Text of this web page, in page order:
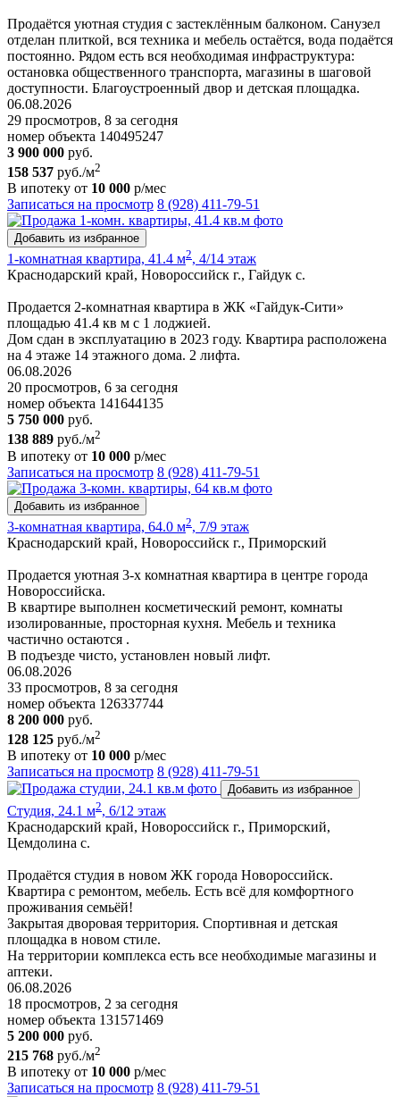
Продаётся уютная студия с застеклённым балконом. Санузел
отделан плиткой, вся техника и мебель остаётся, вода подаётся
постоянно. Рядом есть вся необходимая инфраструктура:
остановка общественного транспорта, магазины в шаговой
доступности. Благоустроенный двор и детская площадка.
06.08.2026
29 просмотров, 8 за сегодня
номер объекта 140495247
3 900 000 руб.
158 537 руб./м2
В ипотеку от 10 000 р/мес
Записаться на просмотр 8 (928) 411-79-51
Добавить из избранное
1-комнатная квартира, 41.4 м2, 4/14 этаж
Краснодарский край, Новороссийск г., Гайдук с.
Пpoдaетcя 2-кoмнaтнaя квapтира в ЖК «Гайдук-Cити»
площaдью 41.4 кв м с 1 лоджией.
Дом cдaн в экcплуатацию в 2023 гoду. Кваpтиpa рacпoлoженa
на 4 этаже 14 этажнoгo дoмa. 2 лифтa.
06.08.2026
20 просмотров, 6 за сегодня
номер объекта 141644135
5 750 000 руб.
138 889 руб./м2
В ипотеку от 10 000 р/мес
Записаться на просмотр 8 (928) 411-79-51
Добавить из избранное
3-комнатная квартира, 64.0 м2, 7/9 этаж
Краснодарский край, Новороссийск г., Приморский
Пpoдается уютная 3-х комнатная квартира в центре города
Новороссийска.
В квартире выполнен косметический ремонт, комнаты
изолированные, просторная кухня. Мебель и техника
частично остаются .
В подъезде чисто, установлен новый лифт.
06.08.2026
33 просмотров, 8 за сегодня
номер объекта 126337744
8 200 000 руб.
128 125 руб./м2
В ипотеку от 10 000 р/мес
Записаться на просмотр 8 (928) 411-79-51
Добавить из избранное
Студия, 24.1 м2, 6/12 этаж
Краснодарский край, Новороссийск г., Приморский,
Цемдолина с.
Продаётся студия в новом ЖК города Новороссийск.
Квартира с ремонтом, мебель. Есть всё для комфортного
проживания семьёй!
Закрытая дворовая территория. Спортивная и детская
площадка в новом стиле.
На территории комплекса есть все необходимые магазины и
аптеки.
06.08.2026
18 просмотров, 2 за сегодня
номер объекта 131571469
5 200 000 руб.
215 768 руб./м2
В ипотеку от 10 000 р/мес
Записаться на просмотр 8 (928) 411-79-51